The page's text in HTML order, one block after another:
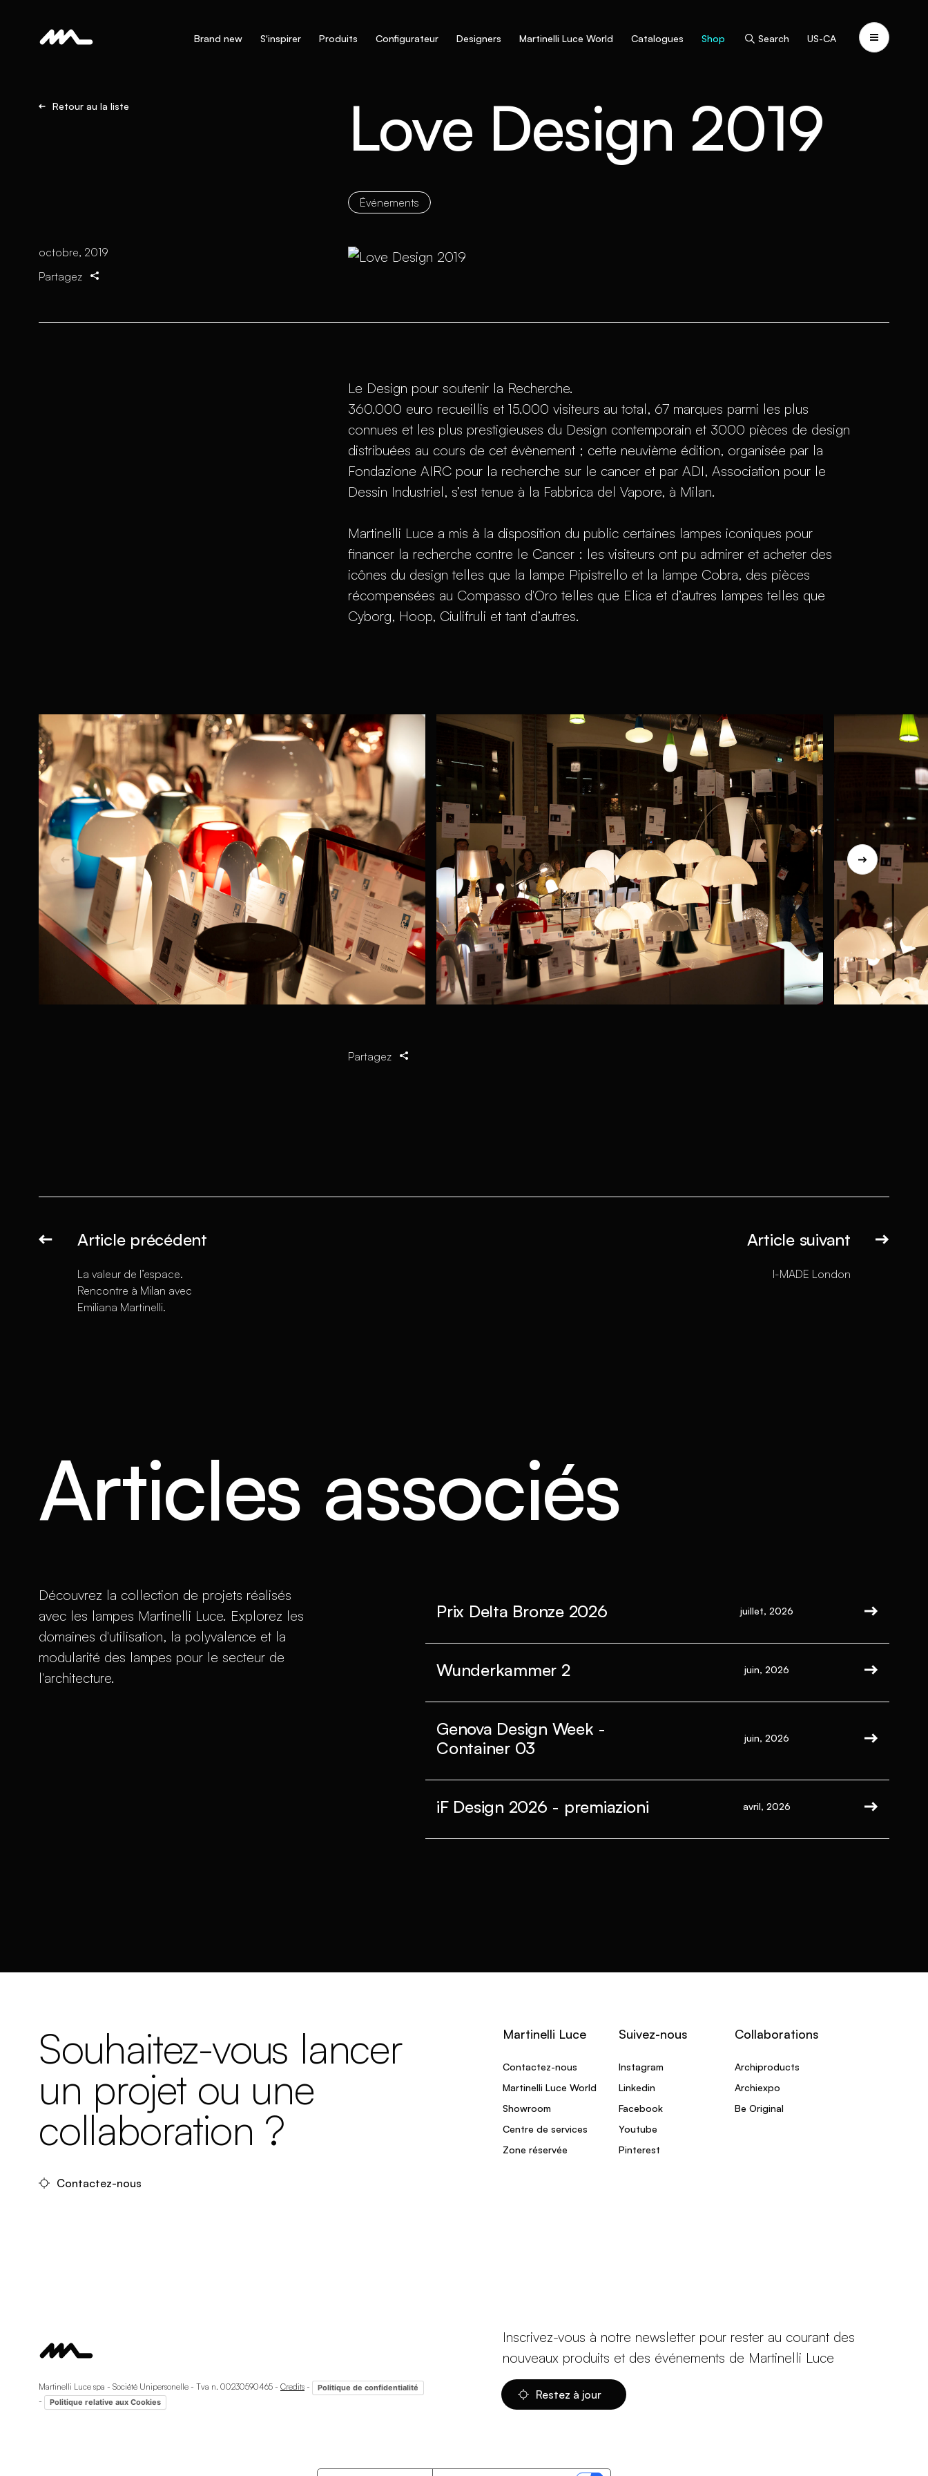
Brand new S'inspirer Produits Configurateur Designers Martinelli Luce World Catalogues Shop Search US-CA
Retour au la liste Love Design 2019
Événements
octobre, 2019
Partagez
Le Design pour soutenir la Recherche.
360.000 euro recueillis et 15.000 visiteurs au total, 67 marques parmi les plus
connues et les plus prestigieuses du Design contemporain et 3000 pièces de design
distribuées au cours de cet évènement ; cette neuvième édition, organisée par la
Fondazione AIRC pour la recherche sur le cancer et par ADI, Association pour le
Dessin Industriel, s’est tenue à la Fabbrica del Vapore, à Milan.
Martinelli Luce a mis à la disposition du public certaines lampes iconiques pour
financer la recherche contre le Cancer : les visiteurs ont pu admirer et acheter des
icônes du design telles que la lampe Pipistrello et la lampe Cobra, des pièces
récompensées au Compasso d'Oro telles que Elica et d’autres lampes telles que
Cyborg, Hoop, Ciulifruli et tant d’autres.
Partagez
Article précédent
La valeur de l’espace.
Rencontre à Milan avec
Emiliana Martinelli.
Article suivant
I-MADE London
Articles associés
Découvrez la collection de projets réalisés
avec les lampes Martinelli Luce. Explorez les
domaines d'utilisation, la polyvalence et la
modularité des lampes pour le secteur de
l'architecture.
Prix Delta Bronze 2026 juillet, 2026
Wunderkammer 2 juin, 2026
Genova Design Week -
Container 03
juin, 2026
iF Design 2026 - premiazioni avril, 2026
Souhaitez-vous lancer
un projet ou une
collaboration ?
Contactez-nous
Martinelli Luce
Contactez-nous
Martinelli Luce World
Showroom
Centre de services
Zone réservée
Suivez-nous
Instagram
Linkedin
Facebook
Youtube
Pinterest
Collaborations
Archiproducts
Archiexpo
Be Original
Inscrivez-vous à notre newsletter pour rester au courant des
nouveaux produits et des événements de Martinelli Luce
Restez à jour
Martinelli Luce spa - Société Unipersonelle - Tva n. 00230590465 - Credits - Politique de confidentialité
- Politique relative aux Cookies